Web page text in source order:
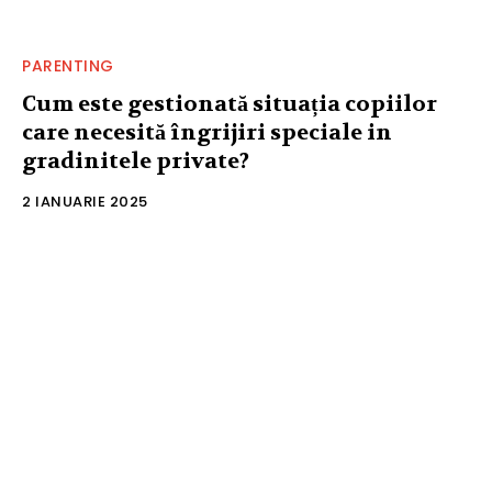
PARENTING
Cum este gestionată situația copiilor
care necesită îngrijiri speciale in
gradinitele private?
2 IANUARIE 2025